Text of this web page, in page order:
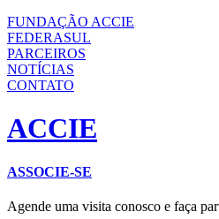
FUNDAÇÃO ACCIE
FEDERASUL
PARCEIROS
NOTÍCIAS
CONTATO
ACCIE
ASSOCIE-SE
Agende uma visita conosco e faça